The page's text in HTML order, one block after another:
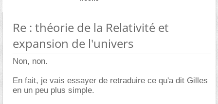
Re : théorie de la Relativité et
expansion de l'univers
Non, non.
En fait, je vais essayer de retraduire ce qu'a dit Gilles
en un peu plus simple.